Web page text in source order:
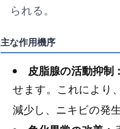
られる。
主な作用機序
皮脂腺の活動抑制：
せます。これにより
減少し、ニキビの発